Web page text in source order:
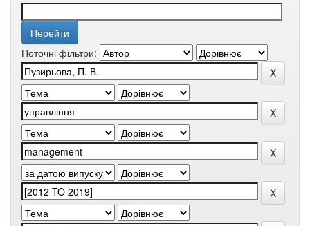
Поточні фільтри: